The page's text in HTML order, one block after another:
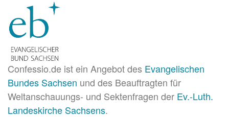
Confessio.de ist ein Angebot des Evangelischen
Bundes Sachsen und des Beauftragten für
Weltanschauungs- und Sektenfragen der Ev.-Luth.
Landeskirche Sachsens.